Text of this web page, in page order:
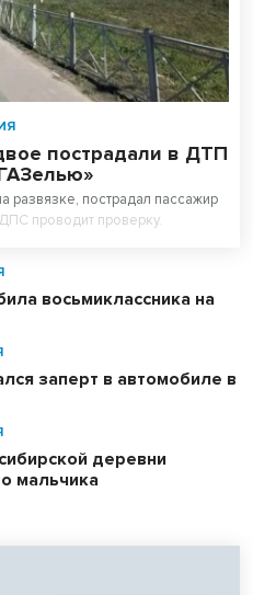
пострадали в ДТП
развязке, пострадал пассажир
проводит проверку.
восьмиклассника на
заперт в автомобиле в
деревни
мальчика